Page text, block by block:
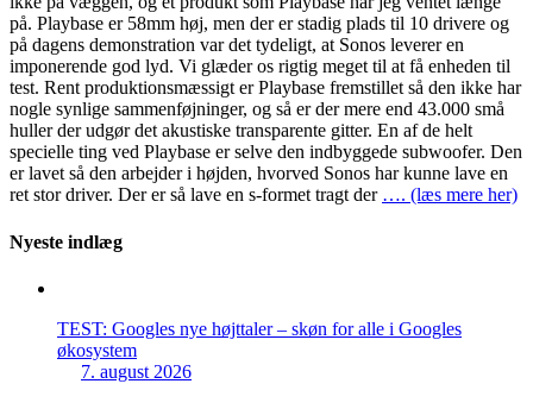
på. Playbase er 58mm høj, men der er stadig plads til 10 drivere og
på dagens demonstration var det tydeligt, at Sonos leverer en
imponerende god lyd. Vi glæder os rigtig meget til at få enheden til
test. Rent produktionsmæssigt er Playbase fremstillet så den ikke har
nogle synlige sammenføjninger, og så er der mere end 43.000 små
huller der udgør det akustiske transparente gitter. En af de helt
specielle ting ved Playbase er selve den indbyggede subwoofer. Den
er lavet så den arbejder i højden, hvorved Sonos har kunne lave en
ret stor driver. Der er så lave en s-formet tragt der …. (læs mere her)
Nyeste indlæg
TEST: Googles nye højttaler – skøn for alle i Googles
økosystem
7. august 2026